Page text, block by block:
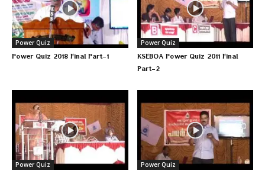
Power Quiz
Power Quiz 2018 Final Part-1
Power Quiz
KSEBOA Power Quiz 2011 Final
Part-2
Power Quiz Power Quiz